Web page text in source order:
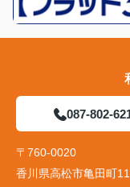
087-802-
〒760-0020
香川県高松市亀田町